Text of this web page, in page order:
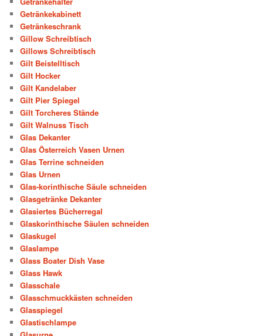
Getränkekabinett
Getränkeschrank
Gillow Schreibtisch
Gillows Schreibtisch
Gilt Beistelltisch
Gilt Hocker
Gilt Kandelaber
Gilt Pier Spiegel
Gilt Torcheres Stände
Gilt Walnuss Tisch
Glas Dekanter
Glas Österreich Vasen Urnen
Glas Terrine schneiden
Glas Urnen
Glas-korinthische Säule schneiden
Glasgetränke Dekanter
Glasiertes Bücherregal
Glaskorinthische Säulen schneiden
Glaskugel
Glaslampe
Glass Boater Dish Vase
Glass Hawk
Glasschale
Glasschmuckkästen schneiden
Glasspiegel
Glastischlampe